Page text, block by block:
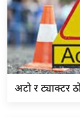
अटो र ट्याक्टर